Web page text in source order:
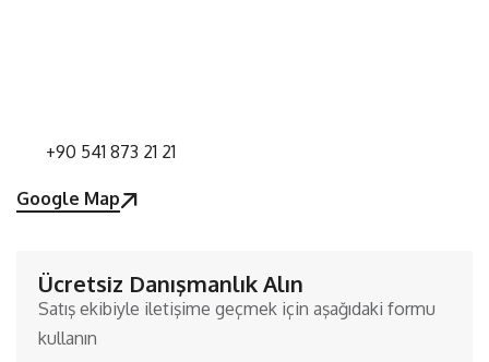
+90 541 873 21 21
Google Map
Ücretsiz Danışmanlık Alın
Satış ekibiyle iletişime geçmek için aşağıdaki formu
kullanın